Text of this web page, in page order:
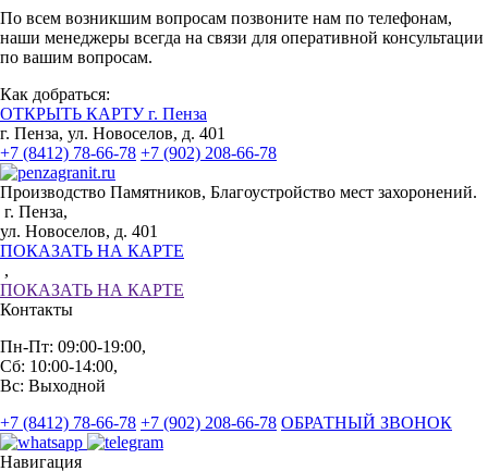
По всем возникшим вопросам позвоните нам по телефонам,
наши менеджеры всегда на связи для оперативной консультации
по вашим вопросам.
Как добраться:
ОТКРЫТЬ КАРТУ г. Пенза
г. Пенза, ул. Новоселов, д. 401
+7 (8412) 78-66-78 +7 (902) 208-66-78
Производство Памятников, Благоустройство мест захоронений.
г. Пенза,
ул. Новоселов, д. 401
ПОКАЗАТЬ НА КАРТЕ
,
ПОКАЗАТЬ НА КАРТЕ
Контакты
Пн-Пт: 09:00-19:00,
Сб: 10:00-14:00,
Вс: Выходной
+7 (8412) 78-66-78 +7 (902) 208-66-78 ОБРАТНЫЙ ЗВОНОК
Навигация